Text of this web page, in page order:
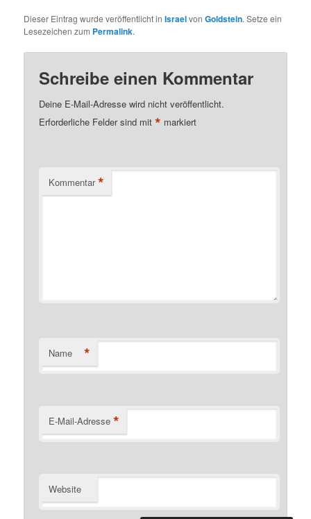
Dieser Eintrag wurde veröffentlicht inIsraelvonGoldstein. Setze ein
Lesezeichen zum Permalink.
Schreibe einen Kommentar
Deine E-Mail-Adresse wird nicht veröffentlicht.
Erforderliche Felder sind mit* markiert
Kommentar *
Name *
E-Mail-Adresse *
Website